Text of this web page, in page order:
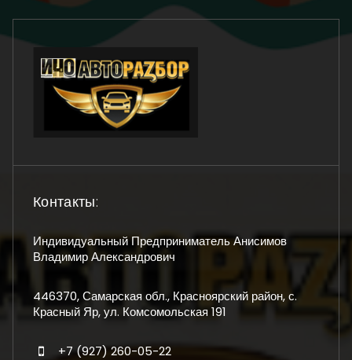
Контакты:
Индивидуальный Предприниматель Анисимов
Владимир Александрович
446370, Самарская обл., Красноярский район, с.
Красный Яр, ул. Комсомольская 191
+7 (927) 260-05-22